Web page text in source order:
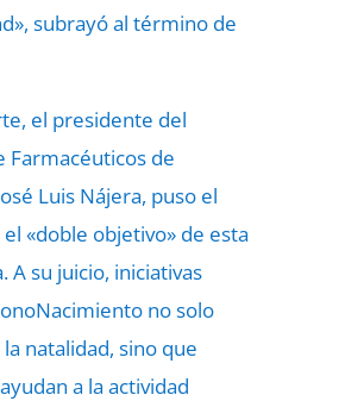
subrayó al término de
el presidente del
Farmacéuticos de
Luis Nájera, puso el
«doble objetivo» de esta
A su juicio, iniciativas
no solo
natalidad, sino que
a la actividad